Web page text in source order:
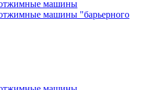
отжимные машины
машины "барьерного